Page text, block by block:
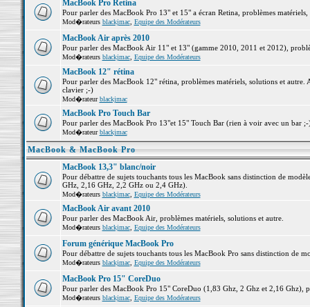
MacBook Pro Retina
Pour parler des MacBook Pro 13" et 15" a écran Retina, problèmes matériels,
Mod�rateurs blackjmac, Equipe des Modérateurs
MacBook Air après 2010
Pour parler des MacBook Air 11" et 13" (gamme 2010, 2011 et 2012),
Mod�rateurs blackjmac, Equipe des Modérateurs
MacBook 12" rétina
Pour parler des MacBook 12" rétina, problèmes matériels, solutions et
clavier ;-)
Mod�rateurblackjmac
MacBook Pro Touch Bar
Pour parler des MacBook Pro 13"et 15" Touch Bar (rien à voir avec un bar
Mod�rateurblackjmac
MacBook & MacBook Pro
MacBook 13,3" blanc/noir
Pour débattre de sujets touchants tous les MacBook sans distinction de
GHz, 2,16 GHz, 2,2 GHz ou 2,4 GHz).
Mod�rateurs blackjmac, Equipe des Modérateurs
MacBook Air avant 2010
Pour parler des MacBook Air, problèmes matériels, solutions et autre.
Mod�rateurs blackjmac, Equipe des Modérateurs
Forum générique MacBook Pro
Pour débattre de sujets touchants tous les MacBook Pro sans distinction de
Mod�rateurs blackjmac, Equipe des Modérateurs
MacBook Pro 15" CoreDuo
Pour parler des MacBook Pro 15" CoreDuo (1,83 Ghz, 2 Ghz et 2,16 Ghz),
Mod�rateurs blackjmac, Equipe des Modérateurs